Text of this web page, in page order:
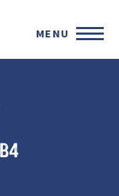
MENU